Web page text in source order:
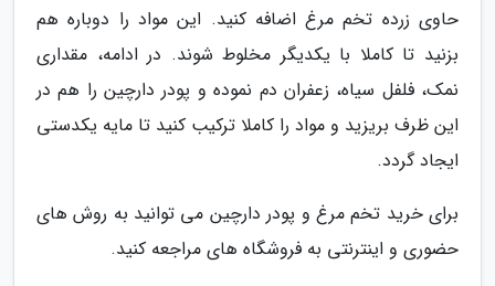
حاوی زرده تخم مرغ اضافه کنید. این مواد را دوباره هم
بزنید تا کاملا با یکدیگر مخلوط شوند. در ادامه، مقداری
نمک، فلفل سیاه، زعفران دم نموده و پودر دارچین را هم در
این ظرف بریزید و مواد را کاملا ترکیب کنید تا مایه یکدستی
ایجاد گردد.
برای خرید تخم مرغ و پودر دارچین می توانید به روش های
حضوری و اینترنتی به فروشگاه های مراجعه کنید.